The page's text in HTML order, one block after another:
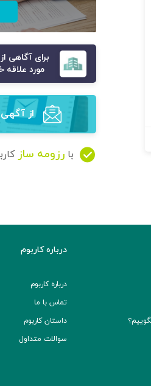
برای آگاهی
مورد علاقه
از
با رزومه ساز
درباره کاربوم
درباره کاربوم
تماس با ما
داستان کاربوم
سوالات متداول